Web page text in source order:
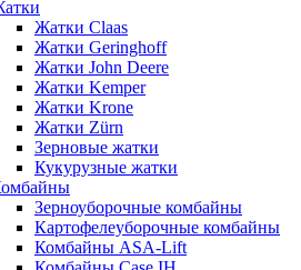
Жатки Claas
Жатки Geringhoff
Жатки John Deere
Жатки Kemper
Жатки Krone
Жатки Zürn
Зерновые жатки
Кукурузные жатки
Зерноуборочные комбайны
Картофелеуборочные комбайны
Комбайны ASA-Lift